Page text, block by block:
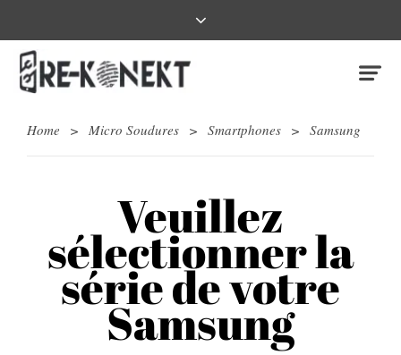
Home > Micro Soudures > Smartphones > Samsung
Veuillez
sélectionner la
série de votre
Samsung